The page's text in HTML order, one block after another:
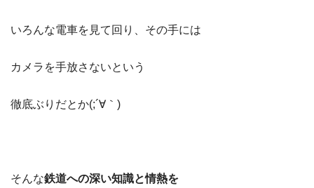
いろんな電車を見て回り、その手には
カメラを手放さないという
徹底ぶりだとか(;´∀｀)
そんな鉄道への深い知識と情熱を